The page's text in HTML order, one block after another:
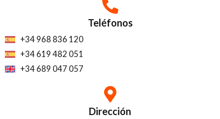
-
f
Teléfonos
+34 968 836 120
+34 619 482 051
+34 689 047 057
Dirección